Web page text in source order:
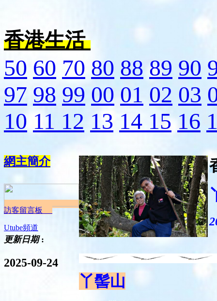
香港生活
50 60 70 80 88 89 90
97 98 99 00 01 02 03
10 11 12 13 14 15 16
網主簡介
訪客留言板
Utube頻道
更新日期:
2025-09-24
丫髻山